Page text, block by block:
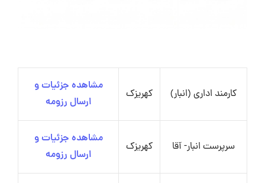
کارمند اداری (انبار) کهریزک
مشاهده جزئیات و
ارسال رزومه
سرپرست انبار- آقا کهریزک
مشاهده جزئیات و
ارسال رزومه